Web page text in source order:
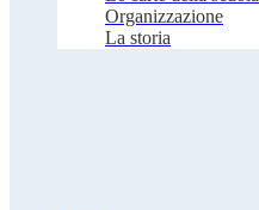
Organizzazione
La storia